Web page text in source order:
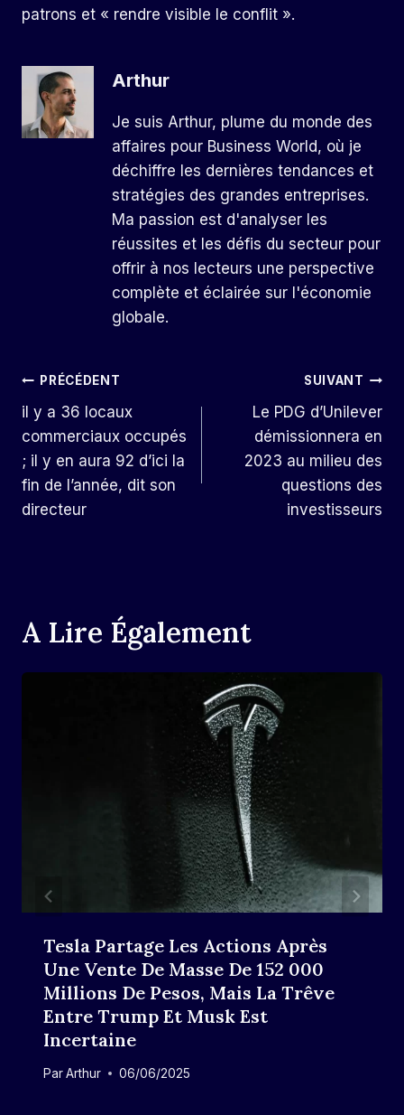
patrons et « rendre visible le conflit ».
Arthur
Je suis Arthur, plume du monde des
affaires pour Business World, où je
déchiffre les dernières tendances et
stratégies des grandes entreprises.
Ma passion est d'analyser les
réussites et les défis du secteur pour
offrir à nos lecteurs une perspective
complète et éclairée sur l'économie
globale.
Navigation
De
L’article
PRÉCÉDENT
il y a 36 locaux
commerciaux occupés
; il y en aura 92 d’ici la
fin de l’année, dit son
directeur
SUIVANT
Le PDG d’Unilever
démissionnera en
2023 au milieu des
questions des
investisseurs
A Lire Également
Tesla Partage Les Actions Après
Une Vente De Masse De 152 000
Millions De Pesos, Mais La Trêve
Entre Trump Et Musk Est
Incertaine
ParArthur 06/06/2025